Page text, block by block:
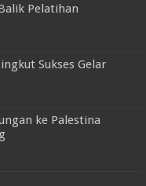
Pelatihan
Sukses Gelar
ke Palestina